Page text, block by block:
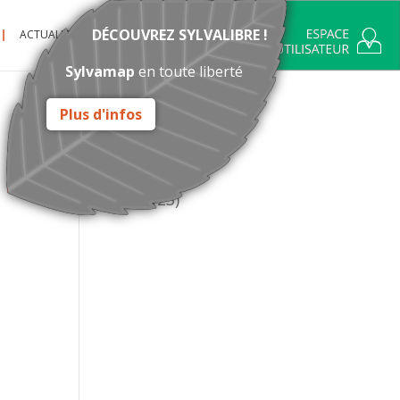
ACTUALITÉ CONTACT
DÉCOUVREZ SYLVALIBRE !
Sylvamap en toute liberté
Plus d'infos
Catégories
Actualité
(14)
(23)